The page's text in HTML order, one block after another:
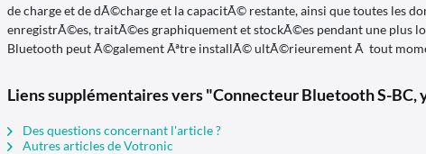
de charge et de dÃ©charge et la capacitÃ© restante, ainsi que toutes les
enregistrÃ©es, traitÃ©es graphiquement et stockÃ©es pendant une plus
Bluetooth peut Ã©galement Ãªtre installÃ© ultÃ©rieurement Ã tout
Liens supplémentaires vers "Connecteur Bluetooth S-
Des questions concernant l'article ?
Autres articles de Votronic